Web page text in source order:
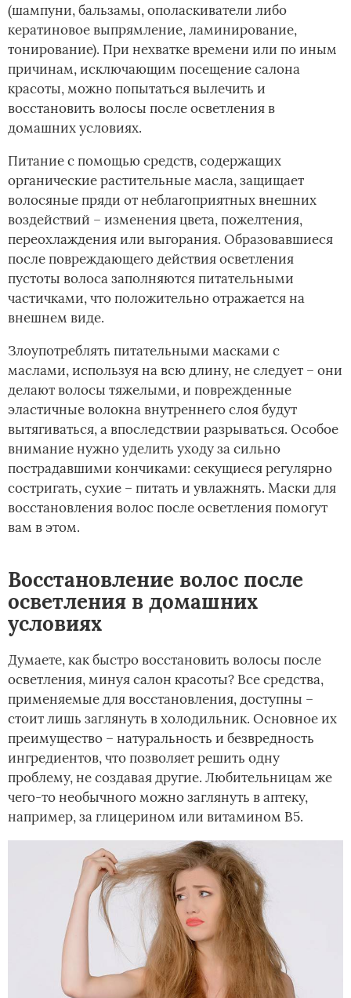
(шампуни, бальзамы, ополаскиватели либо
кератиновое выпрямление, ламинирование,
тонирование). При нехватке времени или по иным
причинам, исключающим посещение салона
красоты, можно попытаться вылечить и
восстановить волосы после осветления в
домашних условиях.
Питание с помощью средств, содержащих
органические растительные масла, защищает
волосяные пряди от неблагоприятных внешних
воздействий – изменения цвета, пожелтения,
переохлаждения или выгорания. Образовавшиеся
после повреждающего действия осветления
пустоты волоса заполняются питательными
частичками, что положительно отражается на
внешнем виде.
Злоупотреблять питательными масками с
маслами, используя на всю длину, не следует – они
делают волосы тяжелыми, и поврежденные
эластичные волокна внутреннего слоя будут
вытягиваться, а впоследствии разрываться. Особое
внимание нужно уделить уходу за сильно
пострадавшими кончиками: секущиеся регулярно
состригать, сухие – питать и увлажнять. Маски для
восстановления волос после осветления помогут
вам в этом.
Восстановление волос после
осветления в домашних
условиях
Думаете, как быстро восстановить волосы после
осветления, минуя салон красоты? Все средства,
применяемые для восстановления, доступны –
стоит лишь заглянуть в холодильник. Основное их
преимущество – натуральность и безвредность
ингредиентов, что позволяет решить одну
проблему, не создавая другие. Любительницам же
чего-то необычного можно заглянуть в аптеку,
например, за глицерином или витамином В5.